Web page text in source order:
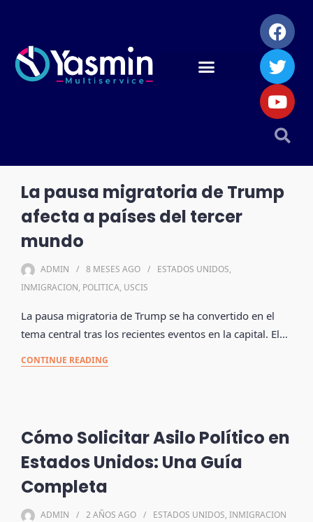
La pausa migratoria de Trump
afecta a países del tercer
mundo
ADMIN 8 MESES AGO ESTADOS UNIDOS,
INMIGRACION, POLITICA, USCIS
La pausa migratoria de Trump se ha convertido en el
tema central tras los recientes eventos en la capital. El…
CONTINUE READING
Cómo Solicitar Asilo Político en
Estados Unidos: Una Guía
Completa
ADMIN 2 AÑOS AGO ESTADOS UNIDOS, INMIGRACION